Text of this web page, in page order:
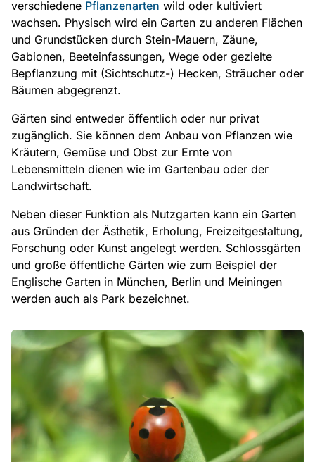
verschiedene Pflanzenarten wild oder kultiviert
wachsen. Physisch wird ein Garten zu anderen Flächen
und Grundstücken durch Stein-Mauern, Zäune,
Gabionen, Beeteinfassungen, Wege oder gezielte
Bepflanzung mit (Sichtschutz-) Hecken, Sträucher oder
Bäumen abgegrenzt.
Gärten sind entweder öffentlich oder nur privat
zugänglich. Sie können dem Anbau von Pflanzen wie
Kräutern, Gemüse und Obst zur Ernte von
Lebensmitteln dienen wie im Gartenbau oder der
Landwirtschaft.
Neben dieser Funktion als Nutzgarten kann ein Garten
aus Gründen der Ästhetik, Erholung, Freizeitgestaltung,
Forschung oder Kunst angelegt werden. Schlossgärten
und große öffentliche Gärten wie zum Beispiel der
Englische Garten in München, Berlin und Meiningen
werden auch als Park bezeichnet.